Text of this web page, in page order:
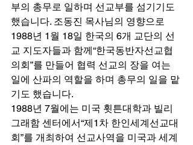
부의 총무로 일하며 선교부를 섬기기도
했습니다. 조동진 목사님의 영향으로
1988년 1월 18일 한국의 6개 교단의 선
교 지도자들과 함께“한국동반자선교협
의회”를 만들어 협력 선교의 장을 여는
일에 산파의 역할을 하며 총무의 일을 맡
기도 했습니다.
1988년 7월에는 미국 휫튼대학과 빌리
그래함 센터에서“제1차 한인세계선교대
회”를 개최하여 선교사역을 미국과 세계